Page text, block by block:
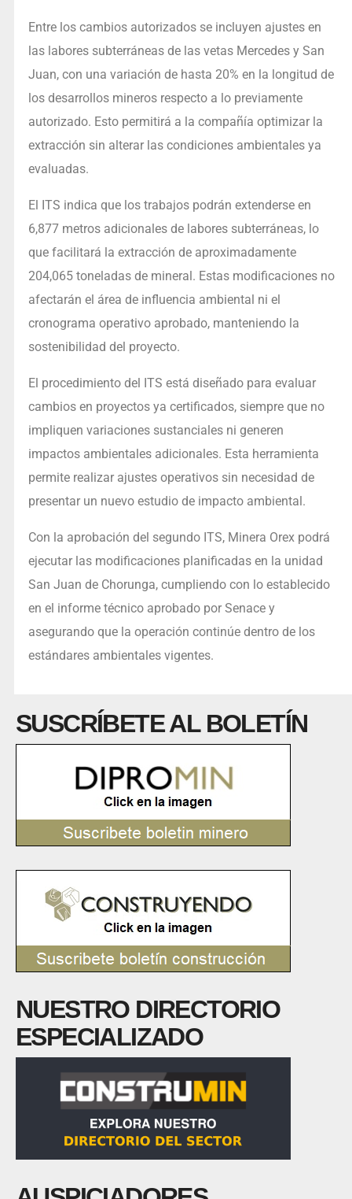
Entre los cambios autorizados se incluyen ajustes en
las labores subterráneas de las vetas Mercedes y San
Juan, con una variación de hasta 20% en la longitud de
los desarrollos mineros respecto a lo previamente
autorizado. Esto permitirá a la compañía optimizar la
extracción sin alterar las condiciones ambientales ya
evaluadas.
El ITS indica que los trabajos podrán extenderse en
6,877 metros adicionales de labores subterráneas, lo
que facilitará la extracción de aproximadamente
204,065 toneladas de mineral. Estas modificaciones no
afectarán el área de influencia ambiental ni el
cronograma operativo aprobado, manteniendo la
sostenibilidad del proyecto.
El procedimiento del ITS está diseñado para evaluar
cambios en proyectos ya certificados, siempre que no
impliquen variaciones sustanciales ni generen
impactos ambientales adicionales. Esta herramienta
permite realizar ajustes operativos sin necesidad de
presentar un nuevo estudio de impacto ambiental.
Con la aprobación del segundo ITS, Minera Orex podrá
ejecutar las modificaciones planificadas en la unidad
San Juan de Chorunga, cumpliendo con lo establecido
en el informe técnico aprobado por Senace y
asegurando que la operación continúe dentro de los
estándares ambientales vigentes.
SUSCRÍBETE AL BOLETÍN
NUESTRO DIRECTORIO
ESPECIALIZADO